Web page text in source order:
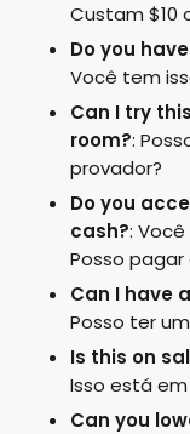
Custam $10
Do you
Você tem
Can I try
room?:
provador?
Do you
cash?:
Posso pagar
Can I have
Posso ter
Is this on
Isso está
Can you